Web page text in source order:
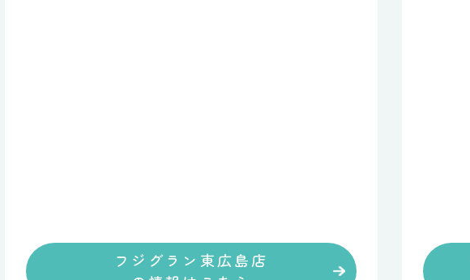
フジグラン東広島店